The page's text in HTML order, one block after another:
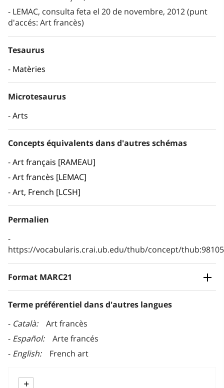
LEMAC, consulta feta el 20 de novembre, 2012 (punt
d'accés: Art francès)
Tesaurus
Matèries
Microtesaurus
Arts
Concepts équivalents dans d'autres schémas
Art français [RAMEAU]
Art francès [LEMAC]
Art, French [LCSH]
Permalien
https://vocabularis.crai.ub.edu/thub/concept/
Format MARC21
Terme préférentiel dans d'autres langues
Català
Art francès
Español
Arte francés
English
French art
+